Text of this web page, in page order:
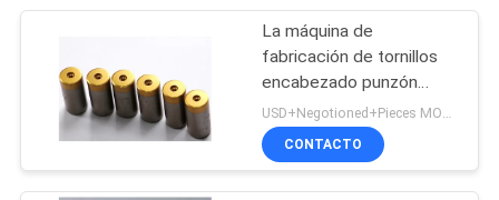
PRIVACIDAD
Punchos de HSS
La máquina de
fabricación de tornillos
encabezado punzón
ANSI estándar con
material M2 / M42 / HSS
CONTACTO